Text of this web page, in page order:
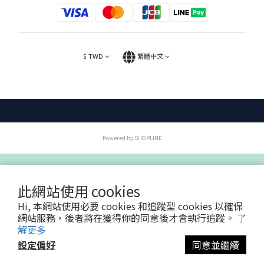
此網站使用 cookies
Hi, 本網站使用必要 cookies 和追蹤型 cookies 以確保
網站服務，後者將在獲得你的同意後才會執行追蹤。 了
解更多
設定偏好
同意並繼續
$ TWD 繁體中文
Powered by SHOPLINE